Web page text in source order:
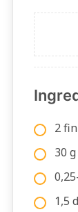
2
30
1,5